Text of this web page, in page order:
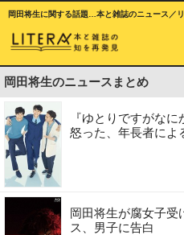
岡田将生に関する話題…本と雑誌のニュース／
岡田将生のニュースまとめ
『ゆとりですがな
怒った、年長者によ
岡田将生が腐女子受
ス、男子に告白